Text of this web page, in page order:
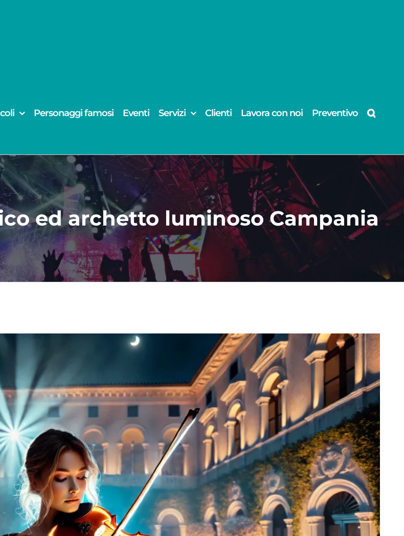
Personaggi famosi Eventi Servizi Clienti Lavora con noi Preventivo
ed archetto luminoso Campania